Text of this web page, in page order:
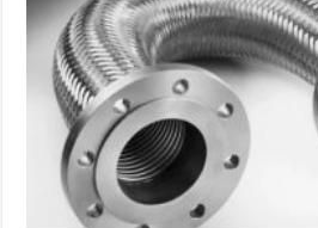
فولادی
ضد
زنگ
در
صنعت
کاغذ